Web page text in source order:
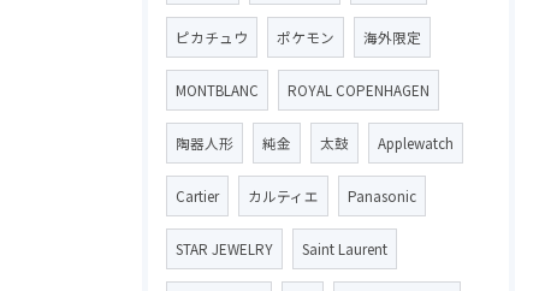
ピカチュウ ポケモン 海外限定
MONTBLANC ROYAL COPENHAGEN
陶器人形 純金 太鼓 Applewatch
Cartier カルティエ Panasonic
STAR JEWELRY Saint Laurent